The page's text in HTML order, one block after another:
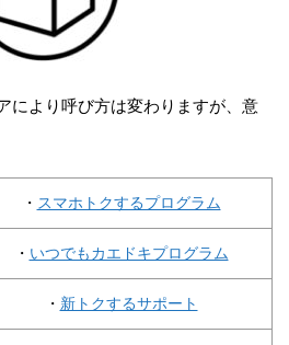
により呼び方は変わりますが、意
・ スマホトクするプログラム
・ いつでもカエドキプログラム
・ 新トクするサポート